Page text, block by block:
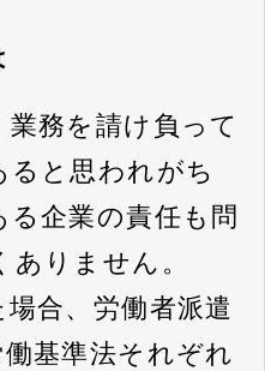
務を請け負って
ると思われがち
企業の責任も問
りません。
合、労働者派遣
基準法それぞれ